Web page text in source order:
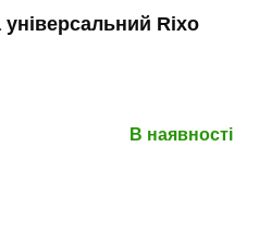
Rixo
В наявності